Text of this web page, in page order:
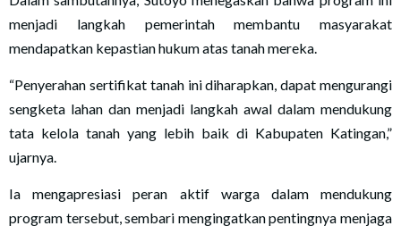
menjadi langkah pemerintah membantu masyarakat
mendapatkan kepastian hukum atas tanah mereka.
“Penyerahan sertifikat tanah ini diharapkan, dapat mengurangi
sengketa lahan dan menjadi langkah awal dalam mendukung
tata kelola tanah yang lebih baik di Kabupaten Katingan,”
ujarnya.
Ia mengapresiasi peran aktif warga dalam mendukung
program tersebut, sembari mengingatkan pentingnya menjaga